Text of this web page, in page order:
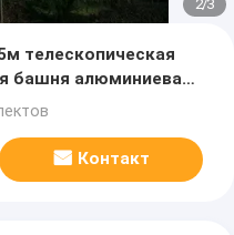
2/3
башня алюминиевая
8 секций
Контакт